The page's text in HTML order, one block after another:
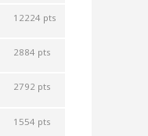
12224 pts
2884 pts
2792 pts
1554 pts